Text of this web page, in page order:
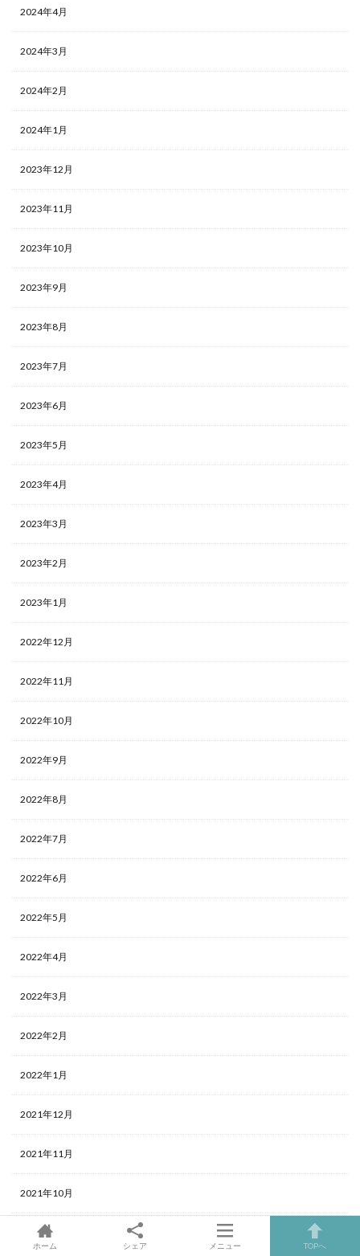
2024年4月
2024年3月
2024年2月
2024年1月
2023年12月
2023年11月
2023年10月
2023年9月
2023年8月
2023年7月
2023年6月
2023年5月
2023年4月
2023年3月
2023年2月
2023年1月
2022年12月
2022年11月
2022年10月
2022年9月
2022年8月
2022年7月
2022年6月
2022年5月
2022年4月
2022年3月
2022年2月
2022年1月
2021年12月
2021年11月
2021年10月
2021年9月
ホーム シェア メニュー TOPへ